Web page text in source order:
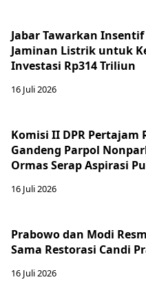
Jabar Tawarkan
Jaminan Listrik untuk
Investasi Rp314 Triliun
16 Juli 2026
Komisi II DPR Pertajam
Gandeng Parpol
Ormas Serap Aspirasi
16 Juli 2026
Prabowo dan Modi
Sama Restorasi Candi
16 Juli 2026